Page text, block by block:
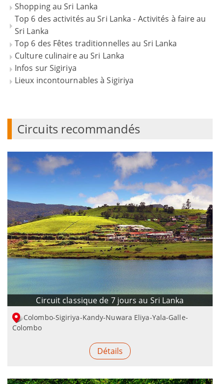
Shopping au Sri Lanka
Top 6 des activités au Sri Lanka - Activités à faire au
Sri Lanka
Top 6 des Fêtes traditionnelles au Sri Lanka
Culture culinaire au Sri Lanka
Infos sur Sigiriya
Lieux incontournables à Sigiriya
Circuits recommandés
Circuit classique de 7 jours au Sri Lanka
Colombo-Sigiriya-Kandy-Nuwara Eliya-Yala-Galle-
Colombo
Détails